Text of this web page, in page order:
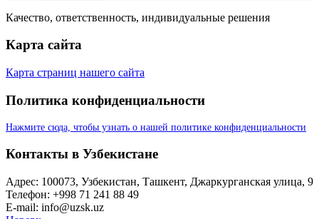
Качество, ответственность, индивидуальные решения
Карта сайта
Карта страниц нашего сайта
Политика конфиденциальности
Нажмите сюда, чтобы узнать о нашей политике конфиденциальности
Контакты в Узбекистане
Адрес: 100073, Узбекистан, Ташкент, Джаркурганская улица, 9
Телефон: +998 71 241 88 49
E-mail: info@uzsk.uz